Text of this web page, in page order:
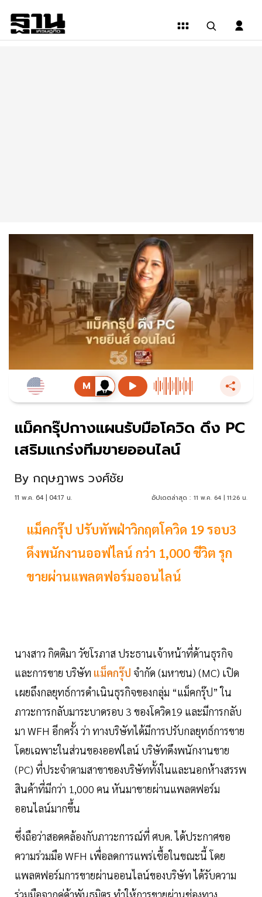
แม็คกรุ๊ปกางแผนรับมือโควิด ดึง PC
เสริมแกร่งทีมขายออนไลน์
By กฤษฎาพร วงศ์ชัย
11 พ.ค. 64 | 04:17 น. อัปเดตล่าสุด : 11 พ.ค. 64 | 11:26 น.
แม็คกรุ๊ป ปรับทัพฝ่าวิกฤตโควิด 19 รอบ3
ดึงพนักงานออฟไลน์ กว่า 1,000 ชีวิต รุก
ขายผ่านแพลตฟอร์มออนไลน์
นางสาว กิตติมา วัชโรภาส ประธานเจ้าหน้าที่ด้านธุรกิจ
และการขาย บริษัท แม็คกรุ๊ป จำกัด (มหาชน) (MC) เปิด
เผยถึงกลยุทธ์การดำเนินธุรกิจของกลุ่ม “แม็คกรุ๊ป” ใน
ภาวะการกลับมาระบาดรอบ 3 ของโควิด19 และมีการกลับ
มา WFH อีกครั้ง ว่า ทางบริษัทได้มีการปรับกลยุทธ์การขาย
โดยเฉพาะในส่วนของออฟไลน์ บริษัทดึงพนักงานขาย
(PC) ที่ประจำตามสาขาของบริษัททั้งในและนอกห้างสรรพ
สินค้าที่มีกว่า 1,000 คน หันมาขายผ่านแพลตฟอร์ม
ออนไลน์มากขึ้น
ซึ่งถือว่าสอดคล้องกับภาวะการณ์ที่ ศบค. ได้ประกาศขอ
ความร่วมมือ WFH เพื่อลดการแพร่เชื้อในขณะนี้ โดย
แพลตฟอร์มการขายผ่านออนไลน์ของบริษัท ได้รับความ